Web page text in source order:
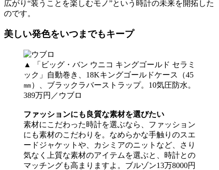
広がり“装うことを楽しむモノ”という時計の未来を開拓した
のです。
美しい発色をいつまでもキープ
▲
「ビッグ・バン ウニコ キングゴールド セラミ
ック」自動巻き、18Kキングゴールドケース（45
㎜）、ブラックラバーストラップ。10気圧防水。
389万円／ウブロ
ファッションにも良質な素材を選びたい
素材にこだわった時計を選ぶなら、ファッション
にも素材のこだわりを。なめらかな手触りのスエ
ードジャケットや、カシミアのニットなど、さり
気なく上質な素材のアイテムを選ぶと、時計との
マッチングも高まりますよ。ブルゾン13万8000円